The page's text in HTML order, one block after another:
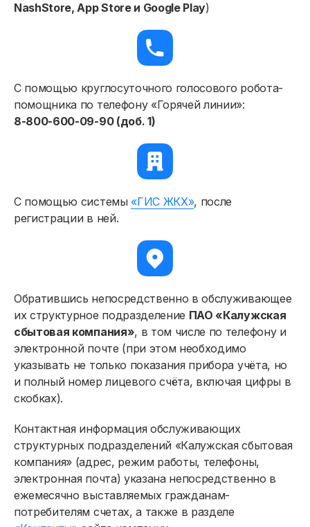
NashStore, App Store и Google Play)
С помощью круглосуточного голосового робота-
помощника по телефону «Горячей линии»:
8-800-600-09-90 (доб. 1)
С помощью системы «ГИС ЖКХ», после
регистрации в ней.
Обратившись непосредственно в обслуживающее
их структурное подразделение ПАО «Калужская
сбытовая компания», в том числе по телефону и
электронной почте (при этом необходимо
указывать не только показания прибора учёта, но
и полный номер лицевого счёта, включая цифры в
скобках).
Контактная информация обслуживающих
структурных подразделений «Калужская сбытовая
компания» (адрес, режим работы, телефоны,
электронная почта) указана непосредственно в
ежемесячно выставляемых гражданам-
потребителям счетах, а также в разделе
Физическим лицам
Договор энергоснабжения
Приборы учёта и показания
Установка и замена приборов учёта
Справочно-техническая документация
Передача показаний приборов учёта
Должникам
Онлайн-сервисы
Полезное